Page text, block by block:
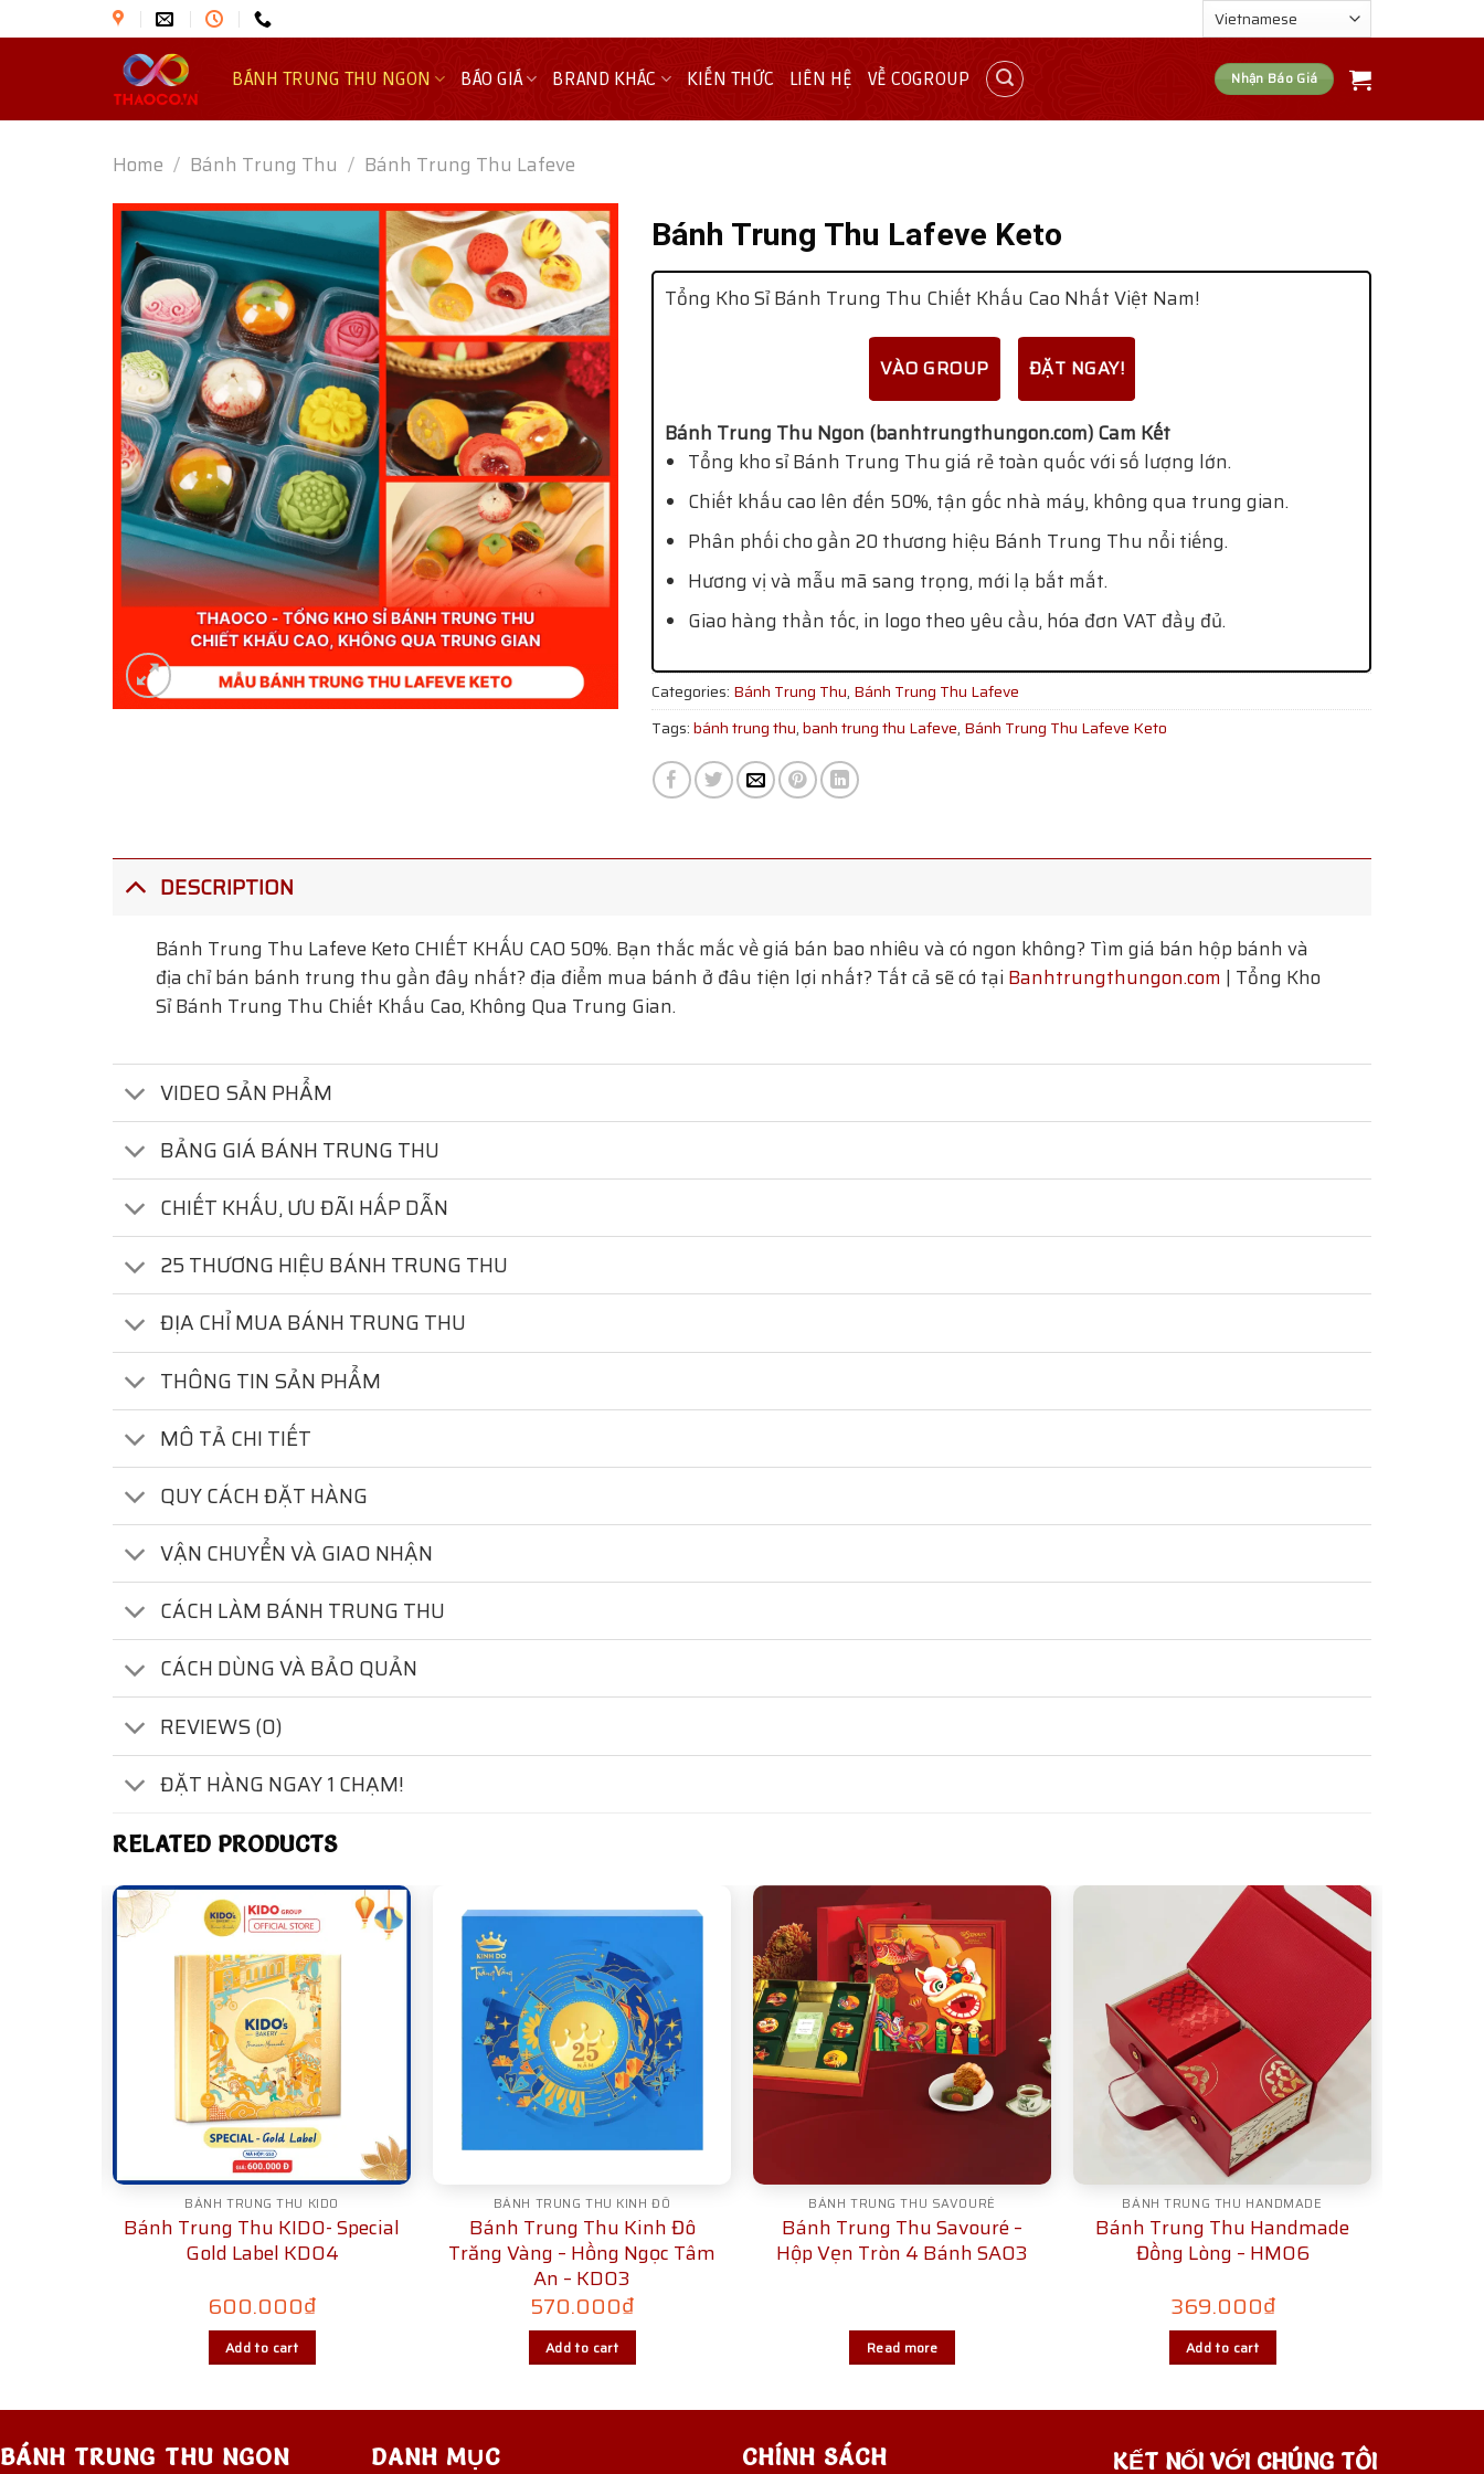
to
BÁNH TRUNG THU NGON BÁO GIÁ BRAND KHÁC KIẾN THỨC LIÊN HỆ VỀ COGROUP Nhận Báo Giá
Home / Bánh Trung Thu / Bánh Trung Thu Lafeve
Bánh Trung Thu Lafeve Keto
Tổng Kho Sỉ Bánh Trung Thu Chiết Khấu Cao Nhất Việt Nam!
VÀO GROUP ĐẶT NGAY!
Bánh Trung Thu Ngon (banhtrungthungon.com) Cam Kết
Tổng kho sỉ Bánh Trung Thu giá rẻ toàn quốc với số lượng lớn.
Chiết khấu cao lên đến 50%, tận gốc nhà máy, không qua trung gian.
Phân phối cho gần 20 thương hiệu Bánh Trung Thu nổi tiếng.
Hương vị và mẫu mã sang trọng, mới lạ bắt mắt.
Giao hàng thần tốc, in logo theo yêu cầu, hóa đơn VAT đầy đủ.
Categories: Bánh Trung Thu, Bánh Trung Thu Lafeve
Tags:bánh trung thu,banh trung thu Lafeve, Bánh Trung Thu Lafeve Keto
DESCRIPTION
Bánh Trung Thu Lafeve Keto CHIẾT KHẤU CAO 50%. Bạn thắc mắc về giá bán bao nhiêu và có ngon không? Tìm giá bán hộp bánh và
địa chỉ bán bánh trung thu gần đây nhất? địa điểm mua bánh ở đâu tiện lợi nhất? Tất cả sẽ có tại Banhtrungthungon.com | Tổng Kho
Sỉ Bánh Trung Thu Chiết Khấu Cao, Không Qua Trung Gian.
VIDEO SẢN PHẨM
BẢNG GIÁ BÁNH TRUNG THU
CHIẾT KHẤU, ƯU ĐÃI HẤP DẪN
25 THƯƠNG HIỆU BÁNH TRUNG THU
ĐỊA CHỈ MUA BÁNH TRUNG THU
THÔNG TIN SẢN PHẨM
MÔ TẢ CHI TIẾT
QUY CÁCH ĐẶT HÀNG
VẬN CHUYỂN VÀ GIAO NHẬN
CÁCH LÀM BÁNH TRUNG THU
CÁCH DÙNG VÀ BẢO QUẢN
REVIEWS (0)
ĐẶT HÀNG NGAY 1 CHẠM!
RELATED PRODUCTS
BÁNH TRUNG THU KIDO
Bánh Trung Thu KIDO- Special
Gold Label KD04
600.000₫
Add to cart
BÁNH TRUNG THU KINH ĐÔ
Bánh Trung Thu Kinh Đô
Trăng Vàng – Hồng Ngọc Tâm
An – KD03
570.000₫
Add to cart
BÁNH TRUNG THU SAVOURÉ
Bánh Trung Thu Savouré –
Hộp Vẹn Tròn 4 Bánh SA03
Read more
BÁNH TRUNG THU HANDMADE
Bánh Trung Thu Handmade
Đồng Lòng – HM06
369.000₫
Add to cart
BÁNH TRUNG THU NGON DANH MỤC CHÍNH SÁCH KẾT NỐI VỚI CHÚNG TÔI